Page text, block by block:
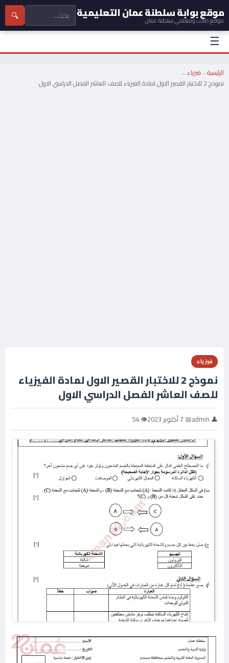
موقع بوابة سلطنة عمان التعليمية
موقع طلاب ومعلمي سلطنة عمان 🔍
☰
الرئيسية←فيزياء←
نموذج 2 للاختبار القصير الاول لمادة الفيزياء للصف العاشر الفصل الدراسي الاول
فيزياء
نموذج 2 للاختبار القصير الاول لمادة الفيزياء
للصف العاشر الفصل الدراسي الاول
👤 admin 📅 7 أكتوبر 2023 👁 54